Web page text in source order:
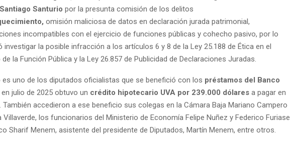
Santiago Santurio por la presunta comisión de los delitos
omisión maliciosa de datos en declaración jurada patrimonial,
incompatibles con el ejercicio de funciones públicas y cohecho pasivo, por lo
investigar la posible infracción a los artículos 6 y 8 de la Ley 25.188 de Ética en el
de la Función Pública y la Ley 26.857 de Publicidad de Declaraciones Juradas.
es uno de los diputados oficialistas que se benefició con los préstamos del Banco
en julio de 2025 obtuvo un crédito hipotecario UVA por 239.000 dólares a pagar en
También accedieron a ese beneficio sus colegas en la Cámara Baja Mariano Campero
Villaverde, los funcionarios del Ministerio de Economía Felipe Nuñez y Federico Furiase
Sharif Menem, asistente del presidente de Diputados, Martín Menem, entre otros.